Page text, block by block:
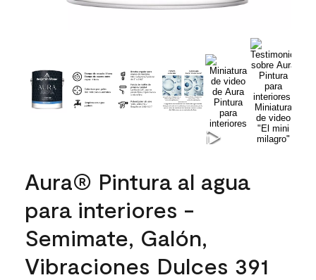
Aura® Pintura al agua
para interiores -
Semimate, Galón,
Vibraciones Dulces 391